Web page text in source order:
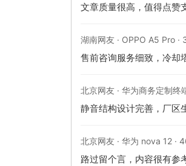
文章质量很高，值得点赞
湖南网友 · OPPO A5 Pro ·
售前咨询服务细致，冷却
北京网友 · 华为商务定制终
静音结构设计完善，厂区
北京网友 · 华为 nova 12 ·
路过留个言，内容很有参